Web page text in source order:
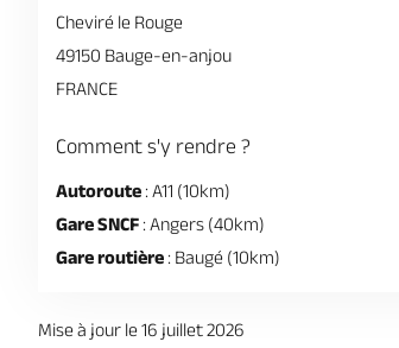
Cheviré le Rouge
49150 Bauge-en-anjou
FRANCE
Comment s'y rendre ?
Autoroute : A11 (10km)
Gare SNCF : Angers (40km)
Gare routière : Baugé (10km)
Mise à jour le 16 juillet 2026